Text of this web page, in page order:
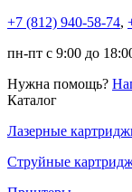
+7 (812) 940-58-74,
пн-пт с 9:00 до
Нужна помощь?
Каталог
Лазерные
Струйные